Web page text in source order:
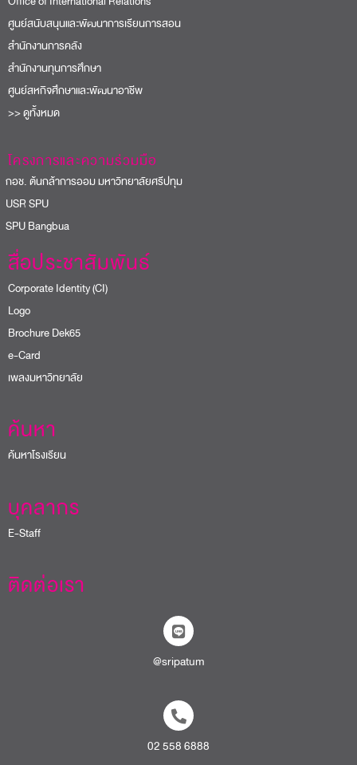
Office of International Relations
ศูนย์สนับสนุนและพัฒนาการเรียนการสอน
สำนักงานการคลัง
สำนักงานทุนการศึกษา
ศูนย์สหกิจศึกษาและพัฒนาอาชีพ
>> ดูทั้งหมด
โครงการและความร่วมมือ
ช. ต้นกล้าการออม มหาวิทยาลัยศรีปทุม
SPU
Bangbua
สื่อประชาสัมพันธ์
Corporate Identity (CI)
Logo
Brochure Dek65
e-Card
เพลงมหาวิทยาลัย
ค้นหา
ค้นหาโรงเรียน
บุคลากร
E-Staff
ติดต่อเรา
@sripatum
02 558 6888